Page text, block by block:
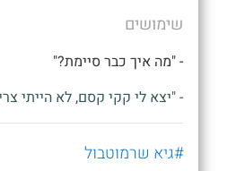
שימושים
- "מה איך כבר סיימת?"
- "יצא לי קקי קסם, לא הייתי
#גיא שרמוטבול